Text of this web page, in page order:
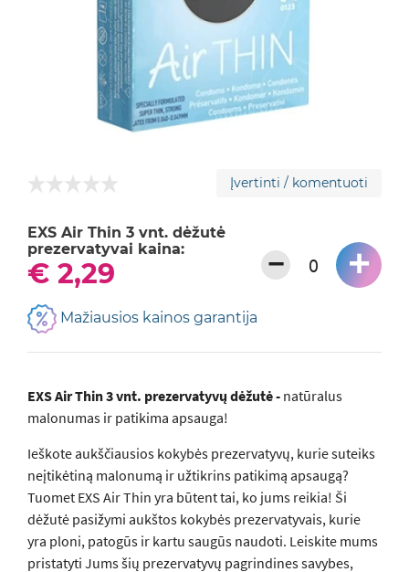
Įvertinti / komentuoti
EXS Air Thin 3 vnt. dėžutė
prezervatyvai kaina:
€ 2,29 − +
Mažiausios kainos garantija
EXS Air Thin 3 vnt. prezervatyvų dėžutė - natūralus
malonumas ir patikima apsauga!
Ieškote aukščiausios kokybės prezervatyvų, kurie suteiks
neįtikėtiną malonumą ir užtikrins patikimą apsaugą?
Tuomet EXS Air Thin yra būtent tai, ko jums reikia! Ši
dėžutė pasižymi aukštos kokybės prezervatyvais, kurie
yra ploni, patogūs ir kartu saugūs naudoti. Leiskite mums
pristatyti Jums šių prezervatyvų pagrindines savybes,